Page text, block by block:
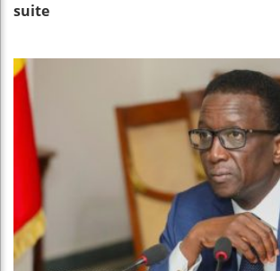
suite